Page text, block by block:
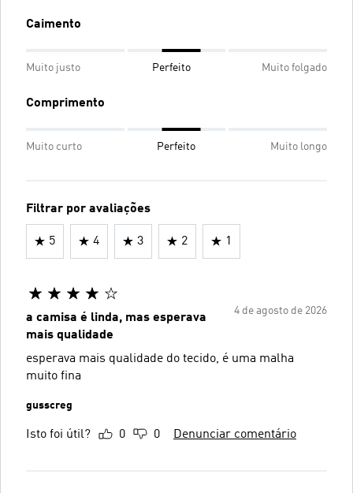
Caimento
Muito justo Perfeito Muito folgado
Comprimento
Muito curto Perfeito Muito longo
Filtrar por avaliações
5 4 3 2 1
4 de agosto de 2026
a camisa é linda, mas esperava
mais qualidade
esperava mais qualidade do tecido, é uma malha
muito fina
gusscreg
Isto foi útil? 0 0 Denunciar comentário